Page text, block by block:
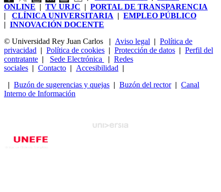
ONLINE | TV URJC | PORTAL DE TRANSPARENCIA
| CLÍNICA UNIVERSITARIA | EMPLEO PÚBLICO
| INNOVACIÓN DOCENTE
© Universidad Rey Juan Carlos
| Aviso legal | Política de
privacidad | Política de cookies | Protección de datos | Perfil del
contratante | Sede Electrónica | Redes
sociales | Contacto | Accesibilidad |
| Buzón de sugerencias y quejas | Buzón del rector| Canal
Interno de Información